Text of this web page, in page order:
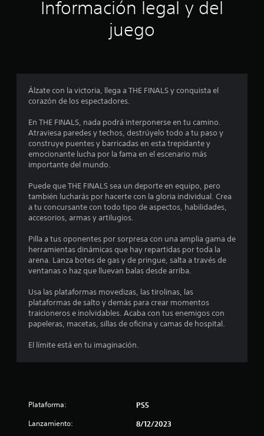
i
o
e
s
e
l
a
n
7
Información legal y del
juego
Álzate con la victoria, llega a THE FINALS y conquista el
corazón de los espectadores.
En THE FINALS, nada podrá interponerse en tu camino.
Atraviesa paredes y techos, destrúyelo todo a tu paso y
construye puentes y barricadas en esta trepidante y
emocionante lucha por la fama en el escenario más
importante del mundo.
Puede que THE FINALS sea un deporte en equipo, pero
también lucharás por hacerte con la gloria individual. Crea
a tu concursante con todo tipo de aspectos, habilidades,
accesorios, armas y artilugios.
Pilla a tus oponentes por sorpresa con una amplia gama de
herramientas dinámicas que hay repartidas por toda la
arena. Lanza botes de gas y de pringue, salta a través de
ventanas o haz que lluevan balas desde arriba.
Usa las plataformas movedizas, las tirolinas, las
plataformas de salto y demás para crear momentos
traicioneros e inolvidables. Acaba con tus enemigos con
papeleras, macetas, sillas de oficina y camas de hospital.
El límite está en tu imaginación.
Plataforma: PS5
Lanzamiento: 8/12/2023